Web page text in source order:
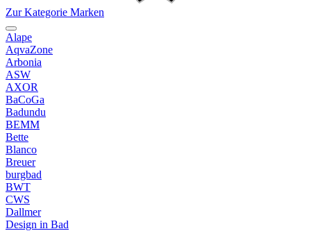
Zur Kategorie Marken
Alape
AqvaZone
Arbonia
ASW
AXOR
BaCoGa
Badundu
BEMM
Bette
Blanco
Breuer
burgbad
BWT
CWS
Dallmer
Design in Bad